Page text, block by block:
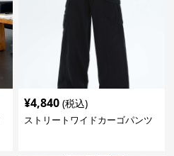
¥4,840 (税込)
ストリートワイドカーゴパンツ